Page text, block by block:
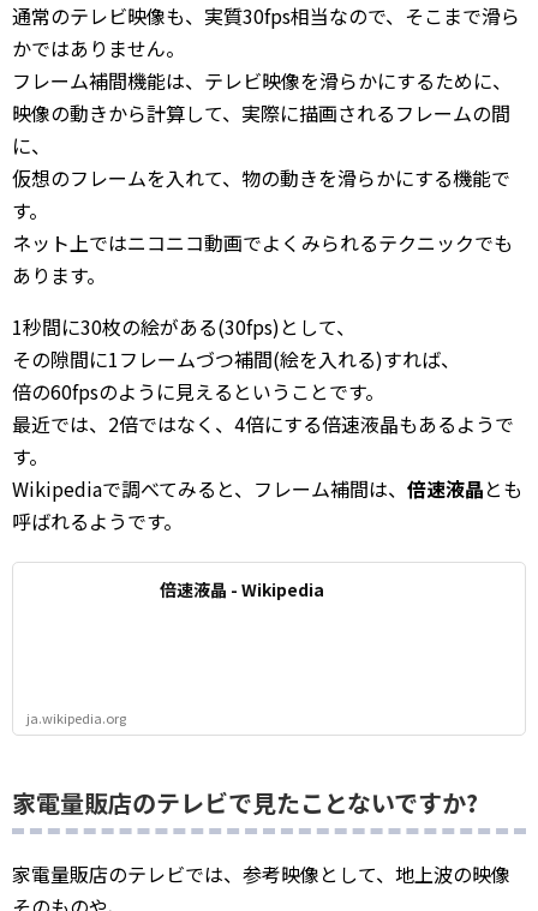
通常のテレビ映像も、実質30fps相当なので、そこまで滑ら
かではありません。
フレーム補間機能は、テレビ映像を滑らかにするために、
映像の動きから計算して、実際に描画されるフレームの間
に、
仮想のフレームを入れて、物の動きを滑らかにする機能で
す。
ネット上ではニコニコ動画でよくみられるテクニックでも
あります。
1秒間に30枚の絵がある(30fps)として、
その隙間に1フレームづつ補間(絵を入れる)すれば、
倍の60fpsのように見えるということです。
最近では、2倍ではなく、4倍にする倍速液晶もあるようで
す。
Wikipediaで調べてみると、フレーム補間は、 倍速液晶とも
呼ばれるようです。
倍速液晶 - Wikipedia
ja.wikipedia.org
家電量販店のテレビで見たことないですか?
家電量販店のテレビでは、参考映像として、地上波の映像